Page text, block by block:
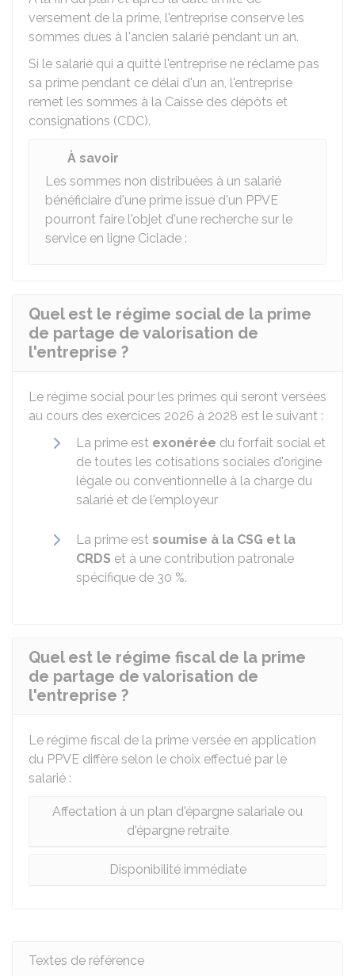
versement de la prime, l'entreprise conserve les
sommes dues à l'ancien salarié pendant un an.
Si le salarié qui a quitté l'entreprise ne réclame pas
sa prime pendant ce délai d'un an, l'entreprise
remet les sommes à la Caisse des dépôts et
consignations (CDC).
À savoir
Les sommes non distribuées à un salarié
bénéficiaire d'une prime issue d'un PPVE
pourront faire l'objet d'une recherche sur le
service en ligne Ciclade :
Quel est le régime social de la prime
de partage de valorisation de
l'entreprise ?
Le régime social pour les primes qui seront versées
au cours des exercices 2026 à 2028 est le suivant :
La prime est exonérée du forfait social et
de toutes les cotisations sociales d'origine
légale ou conventionnelle à la charge du
salarié et de l'employeur
La prime est soumise à la CSG et la
CRDS et à une contribution patronale
spécifique de 30 %.
Quel est le régime fiscal de la prime
de partage de valorisation de
l'entreprise ?
Le régime fiscal de la prime versée en application
du PPVE diffère selon le choix effectué par le
salarié :
Affectation à un plan d'épargne salariale ou
d'épargne retraite
Disponibilité immédiate
Textes de référence